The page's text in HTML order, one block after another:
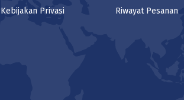
Kebijakan Privasi
Riwayat Pesanan